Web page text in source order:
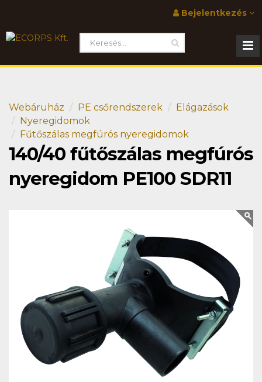
Bejelentkezés
Webáruház PE csőrendszerek
Elágazások
Nyeregidomok
Fűtőszálas megfúrós nyeregidomok
140/40 fűtőszálas megfúrós
nyeregidom PE100 SDR11